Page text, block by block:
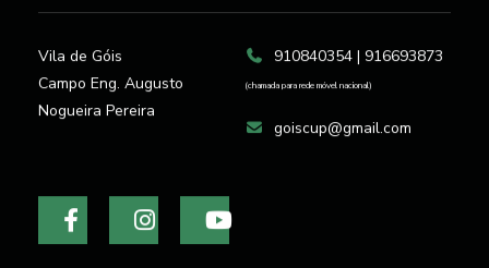
Vila de Góis
Campo Eng. Augusto
Nogueira Pereira
910840354 | 916693873
(chamada para rede móvel nacional)
goiscup@gmail.com